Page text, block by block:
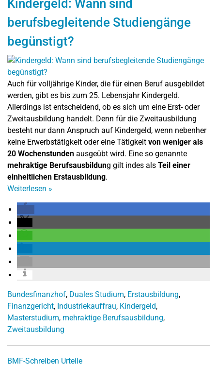
Kindergeld: Wann sind
berufsbegleitende Studiengänge
begünstigt?
Auch für volljährige Kinder, die für einen Beruf ausgebildet
werden, gibt es bis zum 25. Lebensjahr Kindergeld.
Allerdings ist entscheidend, ob es sich um eine Erst- oder
Zweitausbildung handelt. Denn für die Zweitausbildung
besteht nur dann Anspruch auf Kindergeld, wenn nebenher
keine Erwerbstätigkeit oder eine Tätigkeit von weniger als
20 Wochenstunden ausgeübt wird. Eine so genannte
mehraktige Berufsausbildung gilt indes als Teil einer
einheitlichen Erstausbildung.
Weiterlesen »
Bundesfinanzhof, Duales Studium, Erstausbildung,
Finanzgericht, Industriekauffrau, Kindergeld,
Masterstudium, mehraktige Berufsausbildung,
Zweitausbildung
BMF-Schreiben Urteile